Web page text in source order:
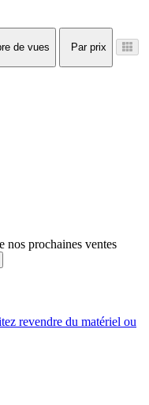
de vues Par prix
nos prochaines ventes